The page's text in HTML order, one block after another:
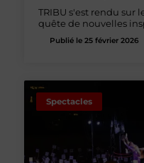
TRIBU s'est rendu sur
quête de nouvelles
Publié le 25 février 2026
Spectacles